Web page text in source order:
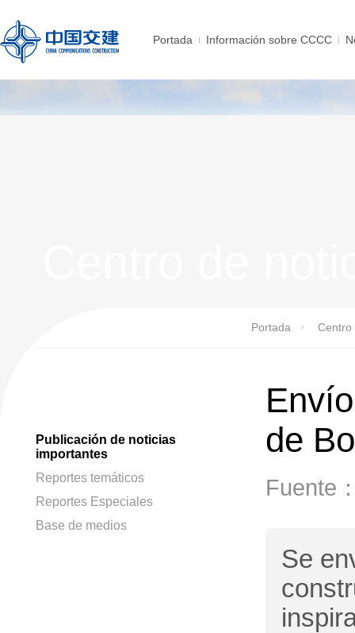
Portada Información sobre CCCC
Portada Centro
Publicación de noticias
importantes
Reportes temáticos
Reportes Especiales
Base de medios
de
Fuente
Se